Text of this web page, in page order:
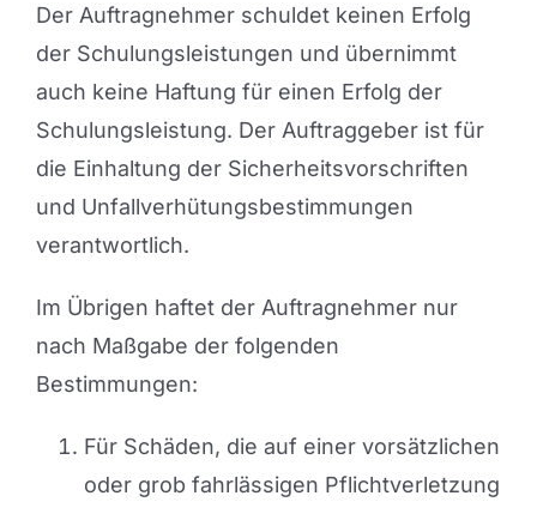
Der Auftragnehmer schuldet keinen Erfolg
der Schulungsleistungen und übernimmt
auch keine Haftung für einen Erfolg der
Schulungsleistung. Der Auftraggeber ist für
die Einhaltung der Sicherheitsvorschriften
und Unfallverhütungsbestimmungen
verantwortlich.
Im Übrigen haftet der Auftragnehmer nur
nach Maßgabe der folgenden
Bestimmungen:
Für Schäden, die auf einer vorsätzlichen
oder grob fahrlässigen Pflichtverletzung